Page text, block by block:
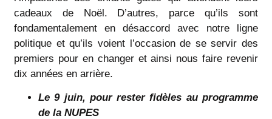
cadeaux de Noël. D’autres, parce qu’ils sont
fondamentalement en désaccord avec notre ligne
politique et qu’ils voient l’occasion de se servir des
premiers pour en changer et ainsi nous faire revenir
dix années en arrière.
Le 9 juin, pour rester fidèles au programme
de la NUPES